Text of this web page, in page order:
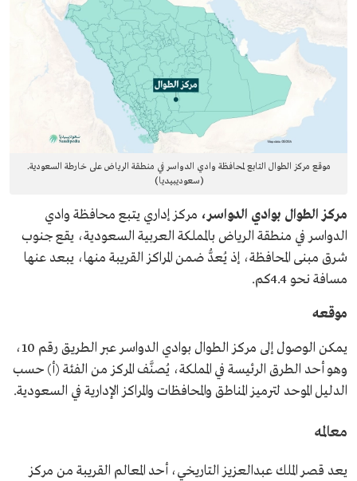
موقع مركز الطوال التابع لمحافظة وادي الدواسر في منطقة الرياض على خارطة السعودية.
(سعوديبيديا)
مركز الطوال بوادي الدواسر، مركز إداري يتبع محافظة وادي
الدواسر في منطقة الرياض بالمملكة العربية السعودية، يقع جنوب
شرق مبنى المحافظة، إذ يُعدُّ ضمن المراكز القريبة منها، يبعد عنها
مسافة نحو 4.4كم.
موقعه
يمكن الوصول إلى مركز الطوال بوادي الدواسر عبر الطريق رقم 10،
وهو أحد الطرق الرئيسة في المملكة، يُصنَّف المركز من الفئة (أ) حسب
الدليل الموحد لترميز المناطق والمحافظات والمراكز الإدارية في السعودية.
معالمه
يعد قصر الملك عبدالعزيز التاريخي، أحد المعالم القريبة من مركز